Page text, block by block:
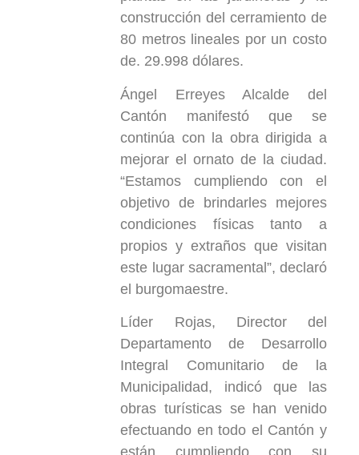
construcción del cerramiento de
80 metros lineales por un costo
de. 29.998 dólares.
Ángel Erreyes Alcalde del
Cantón manifestó que se
continúa con la obra dirigida a
mejorar el ornato de la ciudad.
“Estamos cumpliendo con el
objetivo de brindarles mejores
condiciones físicas tanto a
propios y extraños que visitan
este lugar sacramental”, declaró
el burgomaestre.
Líder Rojas, Director del
Departamento de Desarrollo
Integral Comunitario de la
Municipalidad, indicó que las
obras turísticas se han venido
efectuando en todo el Cantón y